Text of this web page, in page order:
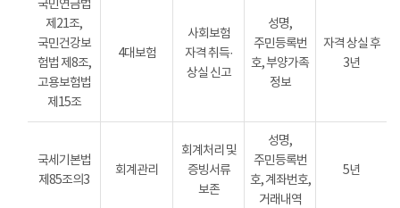
국민연금법
제21조,
국민건강보
험법 제8조,
고용보험법
제15조
4대보험
사회보험
자격 취득·
상실 신고
성명,
주민등록번
호, 부양가족
정보
자격 상실 후
3년
국세기본법
제85조의3
회계관리
회계처리 및
증빙서류
보존
성명,
주민등록번
호, 계좌번호,
거래내역
5년